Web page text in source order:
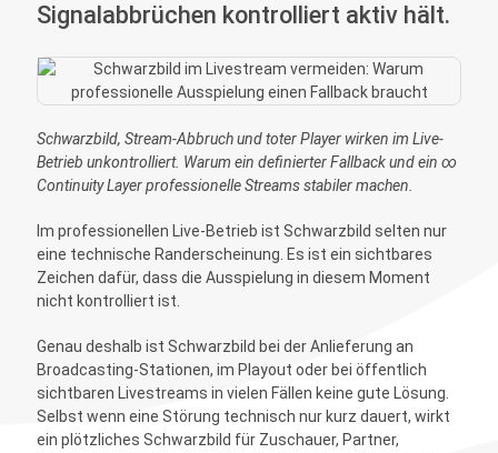
Signalabbrüchen kontrolliert aktiv hält.
Schwarzbild, Stream-Abbruch und toter Player wirken im Live-
Betrieb unkontrolliert. Warum ein definierter Fallback und ein ∞
Continuity Layer professionelle Streams stabiler machen.
Im professionellen Live-Betrieb ist Schwarzbild selten nur
eine technische Randerscheinung. Es ist ein sichtbares
Zeichen dafür, dass die Ausspielung in diesem Moment
nicht kontrolliert ist.
Genau deshalb ist Schwarzbild bei der Anlieferung an
Broadcasting-Stationen, im Playout oder bei öffentlich
sichtbaren Livestreams in vielen Fällen keine gute Lösung.
Selbst wenn eine Störung technisch nur kurz dauert, wirkt
ein plötzliches Schwarzbild für Zuschauer, Partner,